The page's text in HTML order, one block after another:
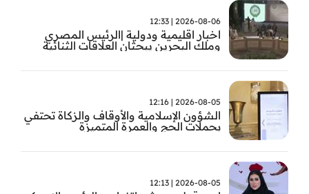
2026-08-06 | 12:33
اخبار اقليمية ودولية |الرئيس المصري
وملك البحرين يبحثان العلاقات الثنائية
2026-08-05 | 12:16
الشؤون الإسلامية والأوقاف والزكاة تحتفي
بحملات الحج والعمرة المتميزة
2026-08-05 | 12:13